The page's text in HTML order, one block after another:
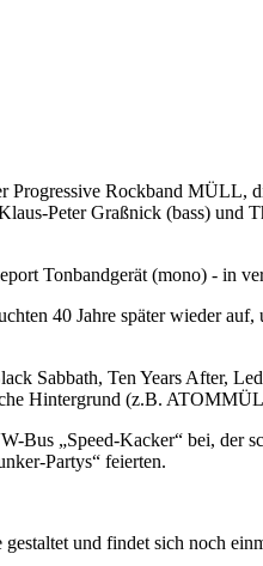
Rockband MÜLL,
Peter Graßnick (bass) und
Tonbandgerät (mono) - in
40 Jahre später wieder
Sabbath, Ten Years After,
Hintergrund (z.B.
Bus „Speed-Kacker“ bei, der
Partys“ feierten.
und findet sich noch